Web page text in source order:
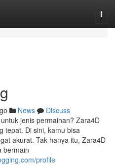
News
Discuss
jenis permainan? Zara4D
tepat. Di sini, kamu bisa
akurat. Tak hanya itu, Zara4D
bermain
profile